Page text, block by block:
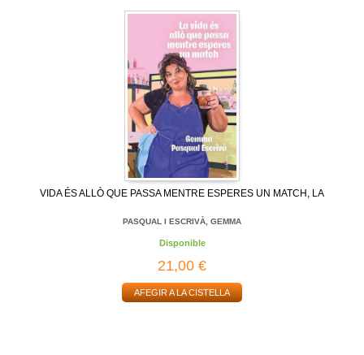
VIDA ÉS ALLÒ QUE PASSA MENTRE ESPERES UN MATCH, LA
PASQUAL I ESCRIVÀ, GEMMA
Disponible
21,00 €
AFEGIR A LA CISTELLA